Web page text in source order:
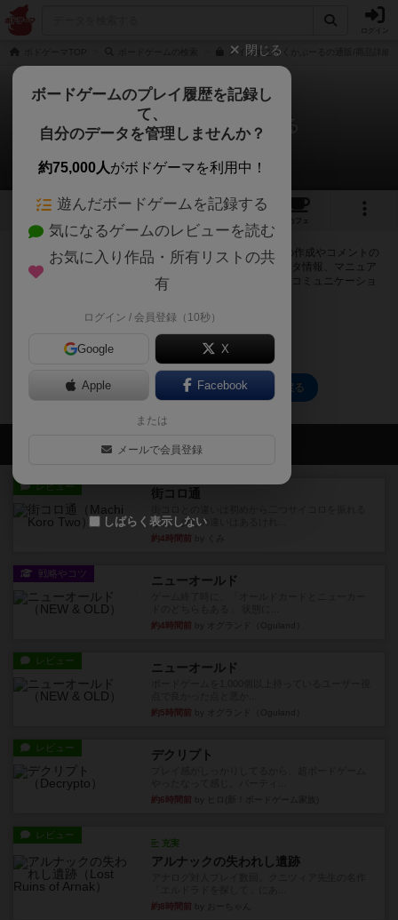
クイズすごろくかぶーるの通販/商品詳細
クイズすごろく かぶーる
0件の掲示板
5 3 15
カフェ
ログインするとクイズすごろく かぶーるに関する掲示板の作成やコメントの
書き込みが出来るようになります。ルールの疑問やエラッタ情報、マニュア
ルでは判断し辛い曖昧な表記等について会員同士で自由にコミュニケーショ
ログイン/無料会員登録
クイズすごろく かぶーるのトップに戻る
会員の新しい投稿
レビュー 街コロ通
など、少しの違いはあるけれ...
約4時間前
戦略やコツ ニューオールド
約4時間前
レビュー ニューオールド
約5時間前
レビュー デクリプト
約6時間前
レビュー
充実
アルナックの失われし遺跡
約8時間前
閉じる
ボードゲームのプレイ履歴を記録し
て、
自分のデータを管理しませんか？
約75,000人がボドゲーマを利用中！
遊んだボードゲームを記録する
気になるゲームのレビューを読む
お気に入り作品・所有リストの共
有
ログイン / 会員登録（10秒）
Google X
Apple Facebook
または
メールで会員登録
しばらく表示しない